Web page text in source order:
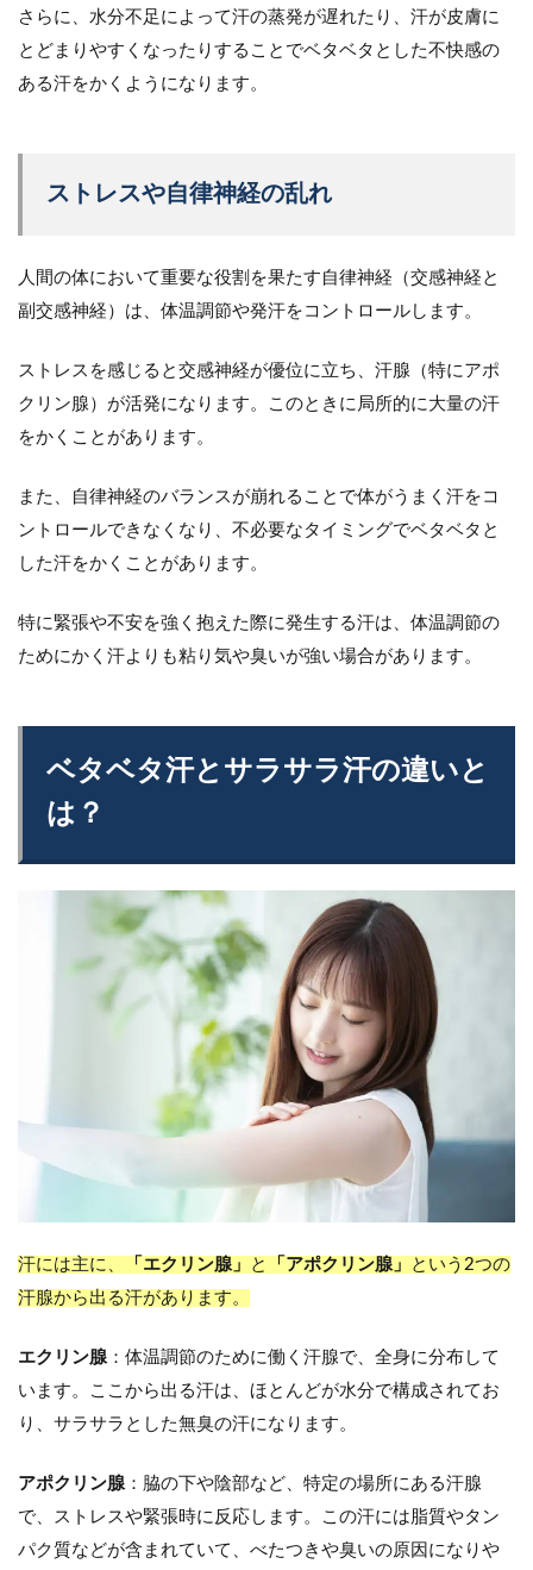
さらに、水分不足によって汗の蒸発が遅れたり、汗が皮膚に
とどまりやすくなったりすることでベタベタとした不快感の
ある汗をかくようになります。
ストレスや自律神経の乱れ
人間の体において重要な役割を果たす自律神経（交感神経と
副交感神経）は、体温調節や発汗をコントロールします。
ストレスを感じると交感神経が優位に立ち、汗腺（特にアポ
クリン腺）が活発になります。このときに局所的に大量の汗
をかくことがあります。
また、自律神経のバランスが崩れることで体がうまく汗をコ
ントロールできなくなり、不必要なタイミングでベタベタと
した汗をかくことがあります。
特に緊張や不安を強く抱えた際に発生する汗は、体温調節の
ためにかく汗よりも粘り気や臭いが強い場合があります。
ベタベタ汗とサラサラ汗の違いと
は？
汗には主に、 「エクリン腺」 と 「アポクリン腺」
という2つの
汗腺から出る汗があります。
エクリン腺 ：体温調節のために働く汗腺で、全身に分布して
います。ここから出る汗は、ほとんどが水分で構成されてお
り、サラサラとした無臭の汗になります。
アポクリン腺 ：脇の下や陰部など、特定の場所にある汗腺
で、ストレスや緊張時に反応します。この汗には脂質やタン
パク質などが含まれていて、べたつきや臭いの原因になりや